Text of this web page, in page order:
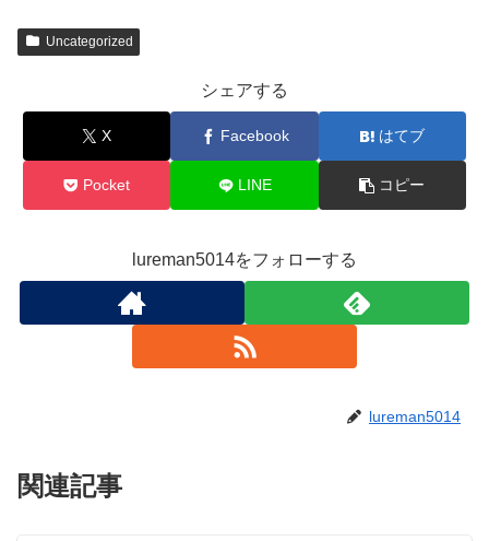
Uncategorized
シェアする
X Facebook はてブ
Pocket LINE コピー
lureman5014をフォローする
lureman5014
関連記事